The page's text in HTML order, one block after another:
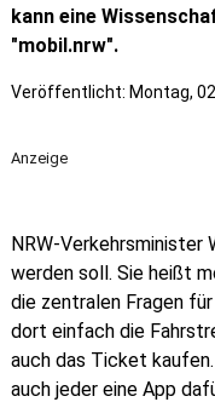
kann eine
"mobil.nrw".
Veröffentlicht: Montag,
Anzeige
NRW-
werden soll. Sie heißt
die zentralen Fragen
dort einfach die
auch das Ticket
auch jeder eine App